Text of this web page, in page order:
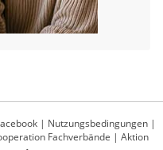
| Nutzungsbedingungen |
Fachverbände | Aktion